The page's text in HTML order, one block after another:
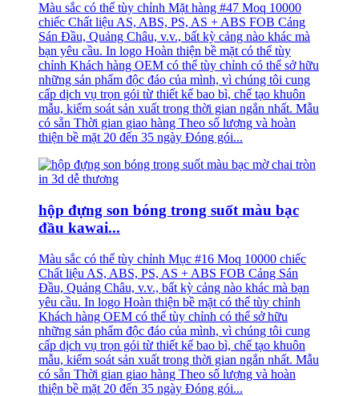
Màu sắc có thể tùy chỉnh Mặt hàng #47 Moq 10000
chiếc Chất liệu AS, ABS, PS, AS + ABS FOB Cảng
Sán Đầu, Quảng Châu, v.v., bất kỳ cảng nào khác mà
bạn yêu cầu. In logo Hoàn thiện bề mặt có thể tùy
chỉnh Khách hàng OEM có thể tùy chỉnh có thể sở hữu
những sản phẩm độc đáo của mình, vì chúng tôi cung
cấp dịch vụ trọn gói từ thiết kế bao bì, chế tạo khuôn
mẫu, kiểm soát sản xuất trong thời gian ngắn nhất. Mẫu
có sẵn Thời gian giao hàng Theo số lượng và hoàn
thiện bề mặt 20 đến 35 ngày Đóng gói...
hộp đựng son bóng trong suốt màu bạc
đầu kawai...
Màu sắc có thể tùy chỉnh Mục #16 Moq 10000 chiếc
Chất liệu AS, ABS, PS, AS + ABS FOB Cảng Sán
Đầu, Quảng Châu, v.v., bất kỳ cảng nào khác mà bạn
yêu cầu. In logo Hoàn thiện bề mặt có thể tùy chỉnh
Khách hàng OEM có thể tùy chỉnh có thể sở hữu
những sản phẩm độc đáo của mình, vì chúng tôi cung
cấp dịch vụ trọn gói từ thiết kế bao bì, chế tạo khuôn
mẫu, kiểm soát sản xuất trong thời gian ngắn nhất. Mẫu
có sẵn Thời gian giao hàng Theo số lượng và hoàn
thiện bề mặt 20 đến 35 ngày Đóng gói...